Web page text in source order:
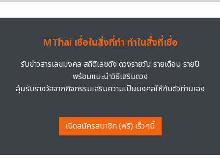
MThai เชื่อในสิ่งที่ทำ ทำในสิ่งที่เชื่อ
รับข่าวสารเลขมงคล สถิติเลขดัง ดวงรายวัน รายเดือน รายปี
พร้อมแนะนำวิธีเสริมดวง
ลุ้นรับรางวัลจากกิจกรรมเสริมความเป็นมงคลให้กับตัวท่านเอง
เปิดสมัครสมาชิก (ฟรี) เร็วๆนี้